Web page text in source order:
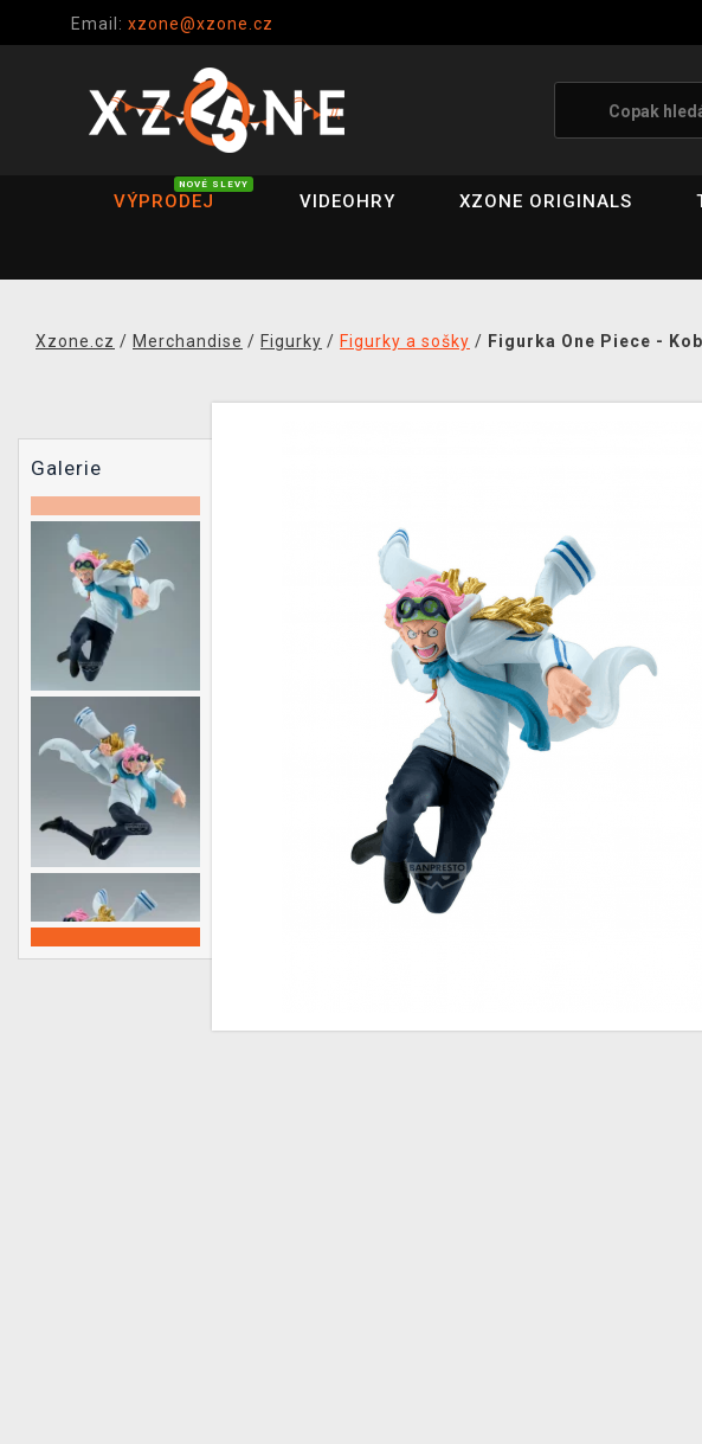
Email: xzone@xzone.cz
VÝPRODEJ
NOVÉ SLEVY
VIDEOHRY XZONE ORIGINALS
Xzone.cz / Merchandise / Figurky / Figurky a sošky / Figurka One Piece -
Galerie